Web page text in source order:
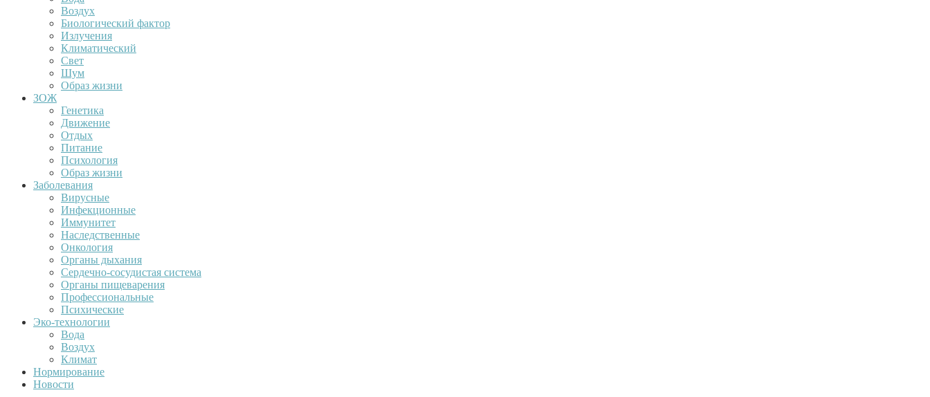
Воздух
Биологический фактор
Излучения
Климатический
Свет
Шум
Образ жизни
ЗОЖ
Генетика
Движение
Отдых
Питание
Психология
Образ жизни
Заболевания
Вирусные
Инфекционные
Иммунитет
Наследственные
Онкология
Органы дыхания
Сердечно-сосудистая система
Органы пищеварения
Профессиональные
Психические
Эко-технологии
Вода
Воздух
Климат
Нормирование
Новости